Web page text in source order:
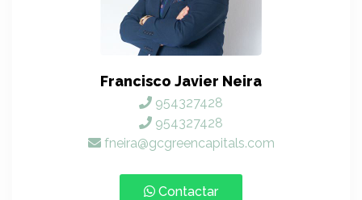
Francisco Javier Neira
954327428
954327428
fneira@gcgreencapitals.com
Contactar